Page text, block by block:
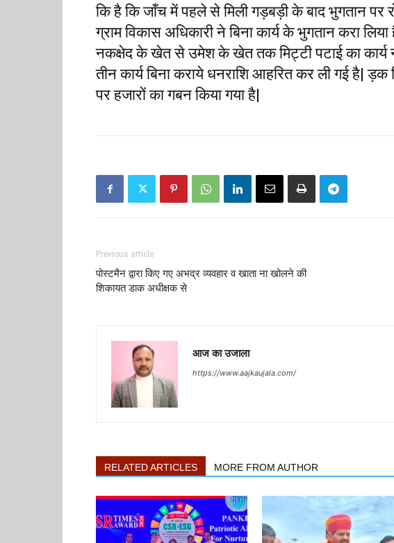
कि है कि जाँच में पहले से मिली गड़बड़ी के बाद भुगतान पर
ग्राम विकास अधिकारी ने बिना कार्य के भुगतान करा
नकक्षेद के खेत से उमेश के खेत तक मिट्टी पटाई का कार्य
तीन कार्य बिना कराये धनराशि आहरित कर ली गई है| ड़क
पर हजारों का गबन किया गया है|
Previous article
पोस्टमैन द्वारा किए गए अभद्र व्यवहार व खाता ना खोलने की
शिकायत डाक अधीक्षक से
आज का उजाला
https://www.aajkaujala.com/
RELATED ARTICLES MORE FROM AUTHOR